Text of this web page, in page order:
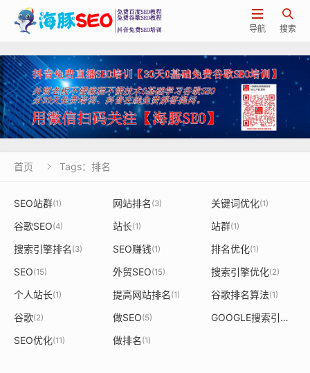

搜索

导航
首页  Tags：排名
SEO站群(1) 网站排名 (3) 关键词优化(1)
谷歌SEO(4) 站长(1) 站群(1)
搜索引擎排名 (3) SEO赚钱(1) 排名优化(1)
SEO(15) 外贸SEO(15) 搜索引擎优化(2)
个人站长(1) 提高网站排名 (1) 谷歌排名算法(1)
谷歌(2) 做SEO(5) GOOGLE搜索引擎
SEO优化(11) 做排名 (1)